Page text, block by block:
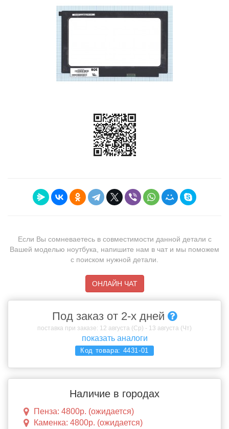
Если Вы сомневаетесь в совместимости данной детали с
Вашей моделью ноутбука, напишите нам в чат и мы поможем
с поиском нужной детали.
ОНЛАЙН ЧАТ
Под заказ от 2-х дней
поставка при заказе: 12 августа (Ср) - 13 августа (Чт)
показать аналоги
Код товара: 4431-01
Наличие в городах
Пенза: 4800р. (ожидается)
Каменка: 4800р. (ожидается)